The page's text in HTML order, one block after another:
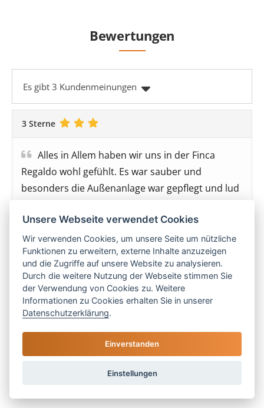
Bewertungen
Es gibt 3 Kundenmeinungen
3 Sterne
Alles in Allem haben wir uns in der Finca
Regaldo wohl gefühlt. Es war sauber und
besonders die Außenanlage war gepflegt und lud
Informationsauskünfte über Las Islas waren stets
zuverlässig und und korrekt. Wir würden jedoch
eine Aufrüstung des Inventars empfehlen-
insbesondere die Küchenutensilien sind sehr in
die Jahre gekommen und für eine volle
Auslastung der Unterkunft mit 8 Personen nicht
ausreichend (Besteck und Tassen). Insgesamt
macht die Küche nicht mehr den fittesten
Eindruck (bspw. der Herd). F. G.
Unsere Webseite verwendet Cookies
Wir verwenden Cookies, um unsere Seite um nützliche
Funktionen zu erweitern, externe Inhalte anzuzeigen
und die Zugriffe auf unsere Website zu analysieren.
Durch die weitere Nutzung der Webseite stimmen Sie
der Verwendung von Cookies zu. Weitere
Informationen zu Cookies erhalten Sie in unserer
Datenschutzerklärung.
Einverstanden
Einstellungen